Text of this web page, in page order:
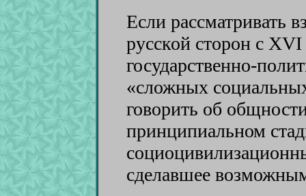
Если рассматривать
русской сторон с XVI
государственно-
«сложных
говорить об
принципиальном
сделавшее